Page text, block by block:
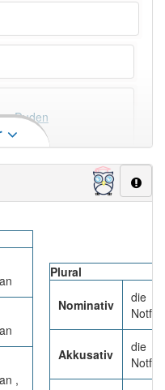
Duden
: 1
aber mit einem
,
Plural
Nominativ
die
Akkusativ
die